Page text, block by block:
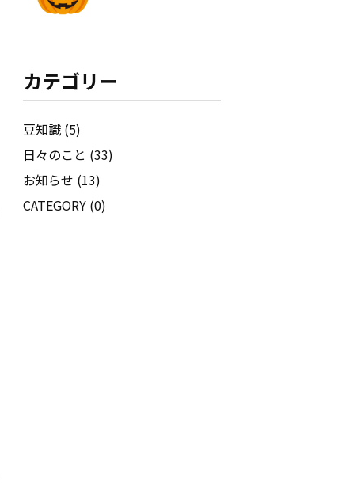
カテゴリー
豆知識 (5)
日々のこと (33)
お知らせ (13)
CATEGORY (0)